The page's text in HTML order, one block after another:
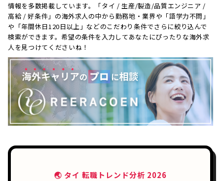
情報を多数掲載しています。「タイ / 生産/製造/品質エンジニア /
高給 / 好条件」の海外求人の中から勤務地・業界や「語学力不問」
や「年間休日120日以上」などのこだわり条件でさらに絞り込んで
検索ができます。希望の条件を入力してあなたにぴったりな海外求
人を見つけてくださいね！
🌏 タイ 転職トレンド分析 2026